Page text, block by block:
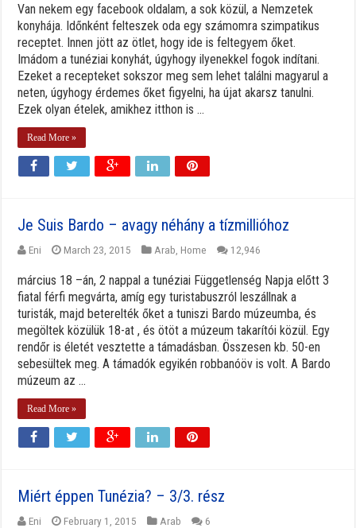
Van nekem egy facebook oldalam, a sok közül, a Nemzetek
konyhája. Időnként felteszek oda egy számomra szimpatikus
receptet. Innen jött az ötlet, hogy ide is feltegyem őket.
Imádom a tunéziai konyhát, úgyhogy ilyenekkel fogok indítani.
Ezeket a recepteket sokszor meg sem lehet találni magyarul a
neten, úgyhogy érdemes őket figyelni, ha újat akarsz tanulni.
Ezek olyan ételek, amikhez itthon is ...
Read More »
Je Suis Bardo – avagy néhány a tízmillióhoz
Eni March 23, 2015 Arab Home 12,946
március 18 –án, 2 nappal a tunéziai Függetlenség Napja előtt 3
fiatal férfi megvárta, amíg egy turistabuszról leszállnak a
turisták, majd beterelték őket a tuniszi Bardo múzeumba, és
megöltek közülük 18-at , és ötöt a múzeum takarítói közül. Egy
rendőr is életét vesztette a támadásban. Összesen kb. 50-en
sebesültek meg. A támadók egyikén robbanóöv is volt. A Bardo
múzeum az ...
Read More »
Miért éppen Tunézia? – 3/3. rész
Eni February 1, 2015 Arab 6